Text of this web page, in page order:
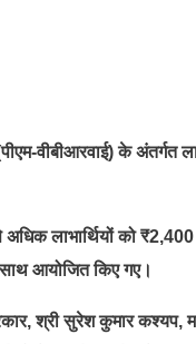
वीबीआरवाई) के अंतर्गत
अधिक लाभार्थियों को
साथ आयोजित किए गए।
श्री सुरेश कुमार कश्यप,